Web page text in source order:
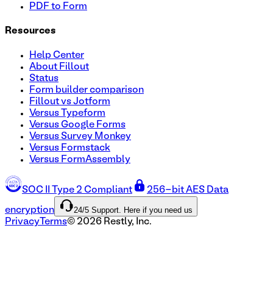
PDF to Form
Resources
Help Center
About Fillout
Status
Form builder comparison
Fillout vs Jotform
Versus Typeform
Versus Google Forms
Versus Survey Monkey
Versus Formstack
Versus FormAssembly
SOC II Type 2 Compliant 256-bit AES Data
encryption 24/5 Support. Here if you need us
Privacy Terms© 2026 Restly, Inc.